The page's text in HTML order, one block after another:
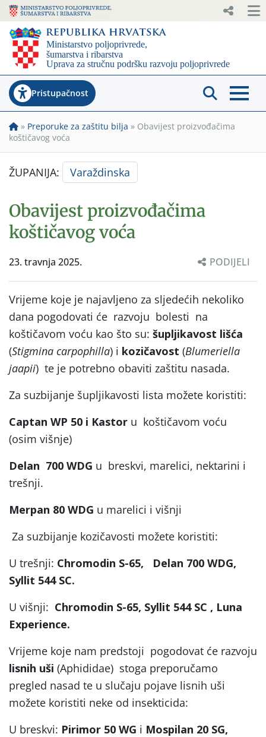
Pristupačnost
» Preporuke za zaštitu bilja » Obavijest proizvođačima
koštičavog voća
ŽUPANIJA: Varaždinska
Obavijest proizvođačima
koštičavog voća
23. travnja 2025. PODIJELI
Vrijeme koje je najavljeno za sljedećih nekoliko
dana pogodovati će razvoju bolesti na
koštičavom voću kao što su: šupljikavost lišća
(Stigmina carpophilla) i kozičavost (Blumeriella
jaapii) te je potrebno obaviti zaštitu nasada.
Za suzbijanje šupljikavosti lista možete koristiti:
Captan WP 50 i Kastor u koštičavom voću
(osim višnje)
Delan 700 WDG u breskvi, marelici, nektarini i
trešnji.
Merpan 80 WDG u marelici i višnji
Za suzbijanje kozičavosti možete koristiti:
U trešnji: Chromodin S-65, Delan 700 WDG,
Syllit 544 SC.
U višnji: Chromodin S-65, Syllit 544 SC , Luna
Experience.
Vrijeme koje nam predstoji pogodovat će razvoju
lisnih uši (Aphididae) stoga preporučamo
pregled nasad te u slučaju pojave lisnih uši
možete koristiti neke od insekticida:
U breskvi: Pirimor 50 WG i Mospilan 20 SG,